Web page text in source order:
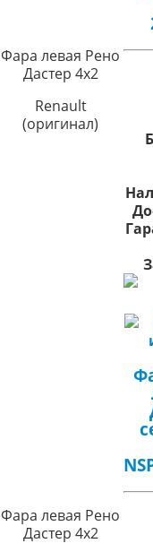
Фара левая Рено
Дастер 4х2
Renault
(оригинал)
Фара левая Рено
Дастер 4х2